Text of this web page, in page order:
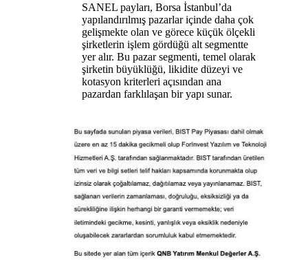
SANEL payları, Borsa İstanbul’da
yapılandırılmış pazarlar içinde daha çok
gelişmekte olan ve görece küçük ölçekli
şirketlerin işlem gördüğü alt segmentte
yer alır. Bu pazar segmenti, temel olarak
şirketin büyüklüğü, likidite düzeyi ve
kotasyon kriterleri açısından ana
pazardan farklılaşan bir yapı sunar.